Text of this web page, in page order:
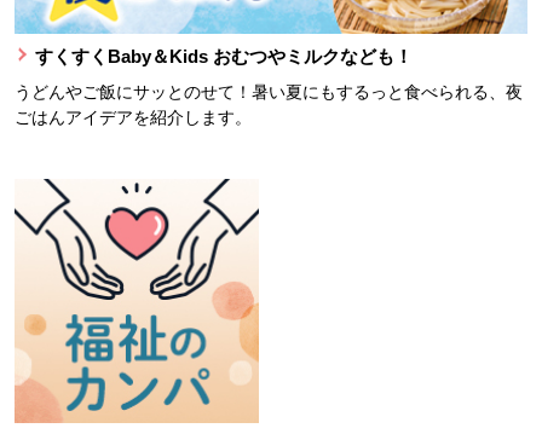
すくすくBaby＆Kids おむつやミルクなども！
うどんやご飯にサッとのせて！暑い夏にもするっと食べられる、夜
ごはんアイデアを紹介します。